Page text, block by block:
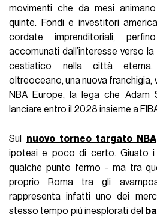
movimenti che da mesi
quinte. Fondi e investitori
cordate imprenditoriali,
accomunati dall’interesse verso
cestistico nella città
oltreoceano, una nuova franchigia,
NBA Europe, la lega che Adam
lanciare entro il 2028 insieme a
Sul nuovo torneo targato NBA
ipotesi e poco di certo. Giusto i
qualche punto fermo - ma tra
proprio Roma tra gli
rappresenta infatti uno dei
stesso tempo più inesplorati del